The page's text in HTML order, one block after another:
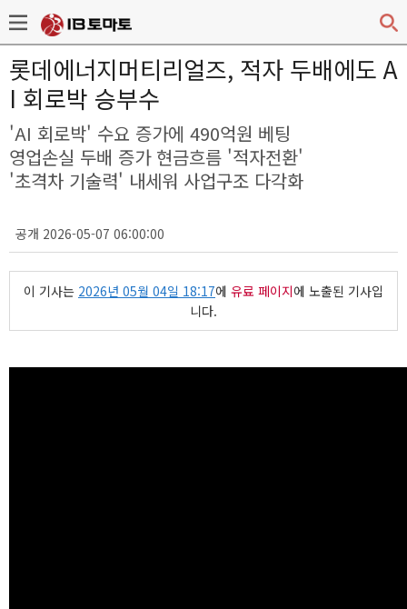
롯데에너지머티리얼즈, 적자 두배에도 A
I 회로박 승부수
'AI 회로박' 수요 증가에 490억원 베팅
영업손실 두배 증가 현금흐름 '적자전환'
'초격차 기술력' 내세워 사업구조 다각화
공개 2026-05-07 06:00:00
이 기사는 2026년 05월 04일 18:17에 유료 페이지에 노출된 기사입
니다.